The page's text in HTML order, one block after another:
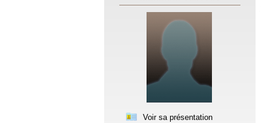
Voir sa présentation